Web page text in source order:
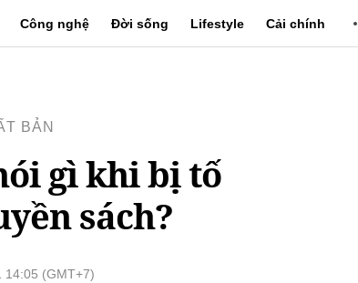
Công nghệ Đời sống Lifestyle Cải chính
BẢN
gì khi bị tố
sách?
14:05 (GMT+7)